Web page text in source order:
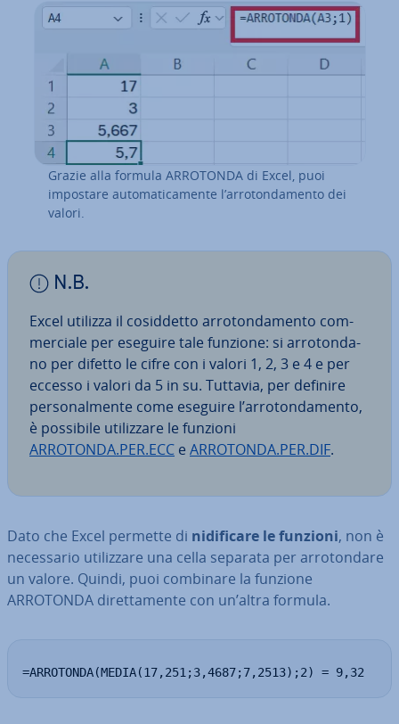
Grazie alla formula ARROTONDA di Excel, puoi
impostare au­to­ma­ti­ca­men­te l’ar­ro­ton­da­men­to dei
valori.
N.B.
Excel utilizza il co­sid­det­to ar­ro­ton­da­men­to com­
mer­cia­le per eseguire tale funzione: si ar­ro­ton­da­
no per difetto le cifre con i valori 1, 2, 3 e 4 e per
eccesso i valori da 5 in su. Tuttavia, per definire
per­so­nal­men­te come eseguire l’ar­ro­ton­da­men­to,
è possibile uti­liz­za­re le funzioni
ARROTONDA.PER.ECC e ARROTONDA.PER.DIF.
Dato che Excel permette di ni­di­fi­ca­re le funzioni, non è
ne­ces­sa­rio uti­liz­za­re una cella separata per ar­ro­ton­da­re
un valore. Quindi, puoi combinare la funzione
ARROTONDA di­ret­ta­men­te con un’altra formula.
=ARROTONDA(MEDIA(17,251;3,4687;7,2513);2) = 9,32